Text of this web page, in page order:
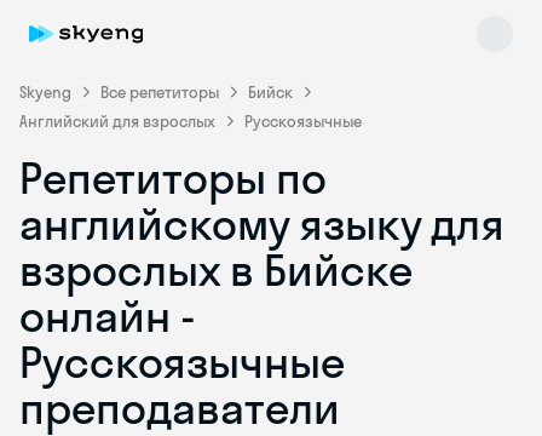
Skyeng Все репетиторы
Бийск
Английский для взрослых
Русскоязычные
Репетиторы по
английскому языку для
взрослых в Бийске
онлайн -
Русскоязычные
преподаватели
Skyeng Chat